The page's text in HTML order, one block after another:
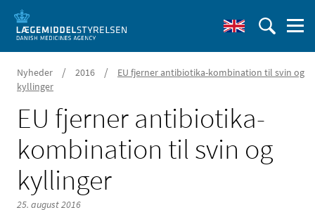
Nyheder / 2016 /
EU fjerner antibiotika-kombination til svin og
kyllinger
EU fjerner antibiotika-
kombination til svin og
kyllinger
25. august 2016